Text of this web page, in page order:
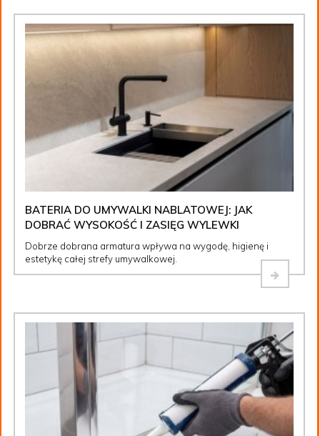
BATERIA DO UMYWALKI NABLATOWEJ: JAK
DOBRAĆ WYSOKOŚĆ I ZASIĘG WYLEWKI
Dobrze dobrana armatura wpływa na wygodę, higienę i
estetykę całej strefy umywalkowej.